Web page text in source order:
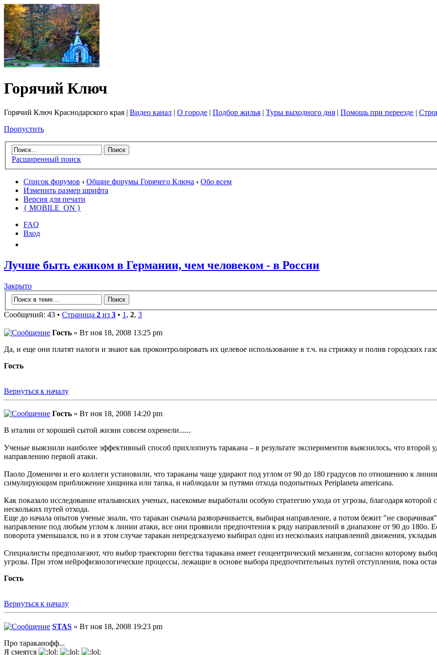
Горячий Ключ
Горячий Ключ Краснодарского края | Видео канал | О городе | Подбор жилья | Туры выходного дня | Помощь при переезде |
Пропустить
Расширенный поиск
Список форумов ‹ Общие форумы Горячего Ключа ‹ Обо всем
Изменить размер шрифта
Версия для печати
{ MOBILE_ON }
FAQ
Вход
Лучше быть ежиком в Германии, чем человеком - в России
Закрыто
Сообщений: 43 • Страница 2 из 3 • 1 , 2, 3
Гость » Вт ноя 18, 2008 13:25 pm
Да, и еще они платят налоги и знают как проконтролировать их целевое использование в т.ч. на стрижку и полив городских
Гость
Вернуться к началу
Гость » Вт ноя 18, 2008 14:20 pm
В италии от хорошей сытой жизни совсем охренели......
Ученые выяснили наиболее эффективный способ прихлопнуть таракана – в результате экспериментов выяснилось, что
направлению первой атаки.
Паоло Доменичи и его коллеги установили, что тараканы чаще удирают под углом от 90 до 180 градусов по отношению к
симулирующим приближение хищника или тапка, и наблюдали за путями отхода подопытных Periplaneta americana.
Как показало исследование итальянских ученых, насекомые выработали особую стратегию ухода от угрозы, благодаря
нескольких путей отхода.
Еще до начала опытов ученые знали, что таракан сначала разворачивается, выбирая направление, а потом бежит "не
направление под любым углом к линии атаки, все они проявили предпочтения к ряду направлений в диапазоне от 90 до 180o.
поворота уменьшался, но и в этом случае таракан непредсказуемо выбирал одно из нескольких направлений движения,
Специалисты предполагают, что выбор траектории бегства таракана имеет геоцентрический механизм, согласно которому
угрозы. При этом нейрофизиологические процессы, лежащие в основе выбора предпочтительных путей отступления, пока
Гость
Вернуться к началу
STAS » Вт ноя 18, 2008 19:23 pm
Про тараканофф...
Я смеятся